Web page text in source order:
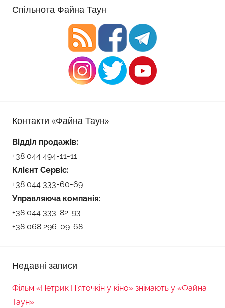
Спільнота Файна Таун
Контакти «Файна Таун»
Відділ продажів:
+38 044 494-11-11
Клієнт Сервіс:
+38 044 333-60-69
Управляюча компанія:
+38 044 333-82-93
+38 068 296-09-68
Недавні записи
Фільм «Петрик П’яточкін у кіно» знімають у «Файна
Таун»